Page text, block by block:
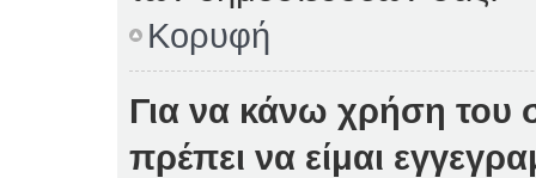
Κορυφή
Για να κάνω χρήση του
πρέπει να είμαι